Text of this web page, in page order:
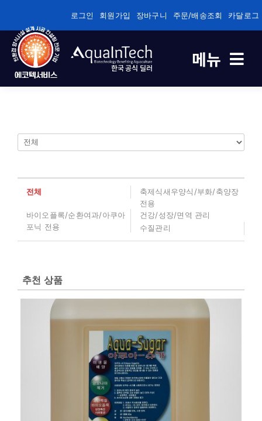
너
로그인 회원가입 장바구니 주문/배송조회 카달로그
한국 공식 딜러 메뉴
바이오플록/순환여과/순환여과 전용
건강/성장/면역관리 전용
수질관리
전체
축제식새우양식/부화/축양장
전용
바이오플록/순환여과/아쿠아
포닉 전용
건강/성장/면역 관리
수질관리
추천 상품